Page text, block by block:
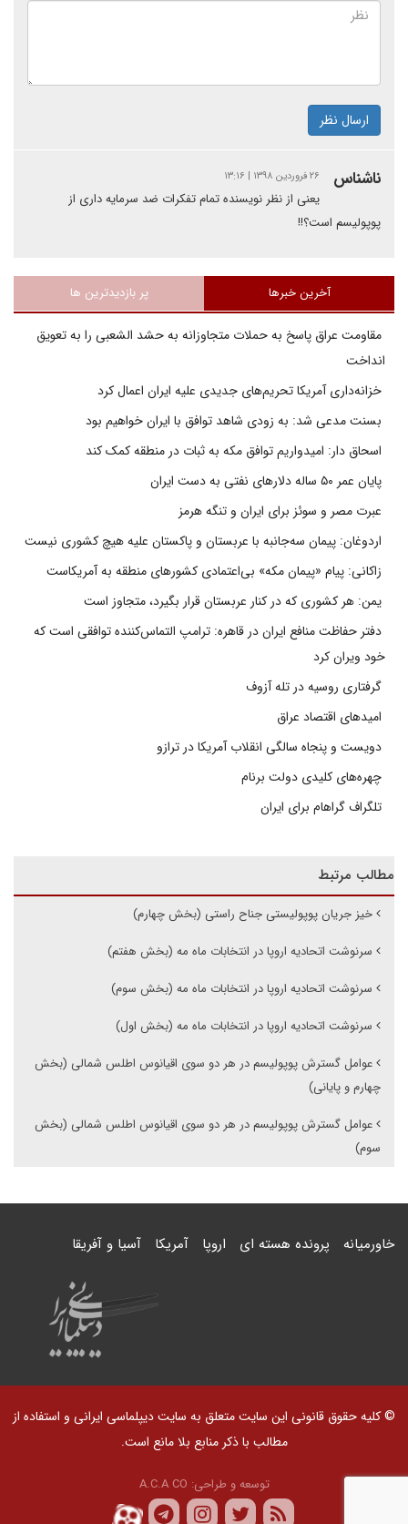
ارسال نظر
ناشناس ۲۶ فروردین ۱۳۹۸ | ۱۳:۱۶
یعنی از نظر نویسنده تمام تفکرات ضد سرمایه داری از
پوپولیسم است؟!!
آخرین خبرها پر بازدیدترین ها
مقاومت عراق پاسخ به حملات متجاوزانه به حشد الشعبی را به تعویق
انداخت
خزانه‌داری آمریکا تحریم‌های جدیدی علیه ایران اعمال کرد
بسنت مدعی شد: به زودی شاهد توافق با ایران خواهیم بود
اسحاق دار: امیدواریم توافق مکه به ثبات در منطقه کمک کند
پایان عمر ۵۰ ساله دلارهای نفتی به دست ایران
عبرت مصر و سوئز برای ایران و تنگه هرمز
اردوغان: پیمان سه‌جانبه با عربستان و پاکستان علیه هیچ کشوری نیست
زاکانی: پیام «پیمان مکه» بی‌اعتمادی کشورهای منطقه به آمریکاست
یمن: هر کشوری که در کنار عربستان قرار بگیرد، متجاوز است
دفتر حفاظت منافع ایران در قاهره: ترامپ التماس‌کننده توافقی است که
خود ویران کرد
گرفتاری روسیه در تله آزوف
امیدهای اقتصاد عراق
دویست و پنجاه سالگی انقلاب آمریکا در ترازو
چهره‌های کلیدی دولت برنام
تلگراف گراهام برای ایران
مطالب مرتبط
خیز جریان پوپولیستی جناح راستی (بخش چهارم)
سرنوشت اتحادیه اروپا در انتخابات ماه مه (بخش هفتم)
سرنوشت اتحادیه اروپا در انتخابات ماه مه (بخش سوم)
سرنوشت اتحادیه اروپا در انتخابات ماه مه (بخش اول)
عوامل گسترش پوپولیسم در هر دو سوی اقیانوس اطلس شمالی (بخش
چهارم و پایانی)
عوامل گسترش پوپولیسم در هر دو سوی اقیانوس اطلس شمالی (بخش
سوم)
خاورمیانه پرونده هسته ای اروپا آمریکا آسیا و آفریقا
© کلیه حقوق قانونی این سایت متعلق به سایت دیپلماسی ایرانی و استفاده از
مطالب با ذکر منابع بلا مانع است.
توسعه و طراحی: A.C.A CO